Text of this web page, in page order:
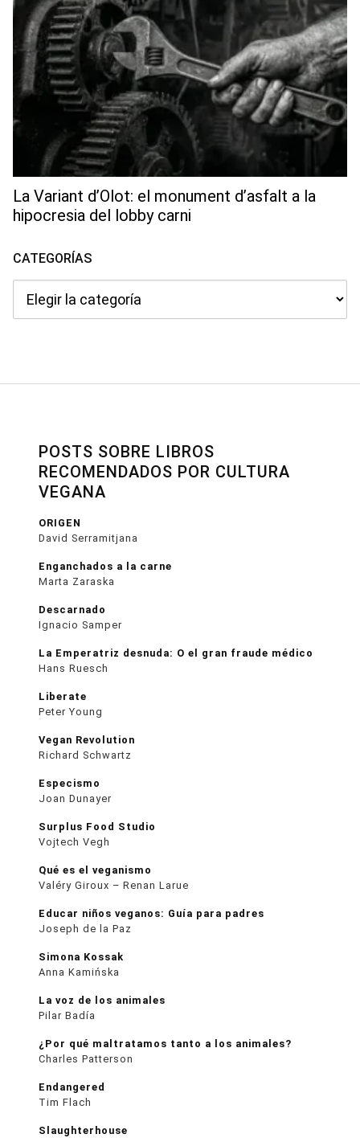
La Variant d’Olot: el monument d’asfalt a la
hipocresia del lobby carni
CATEGORÍAS
POSTS SOBRE LIBROS
RECOMENDADOS POR CULTURA
VEGANA
ORIGEN
David Serramitjana
Enganchados a la carne
Marta Zaraska
Descarnado
Ignacio Samper
La Emperatriz desnuda: O el gran fraude médico
Hans Ruesch
Liberate
Peter Young
Vegan Revolution
Richard Schwartz
Especismo
Joan Dunayer
Surplus Food Studio
Vojtech Vegh
Qué es el veganismo
Valéry Giroux – Renan Larue
Educar niños veganos: Guía para padres
Joseph de la Paz
Simona Kossak
Anna Kamińska
La voz de los animales
Pilar Badía
¿Por qué maltratamos tanto a los animales?
Charles Patterson
Endangered
Tim Flach
Slaughterhouse